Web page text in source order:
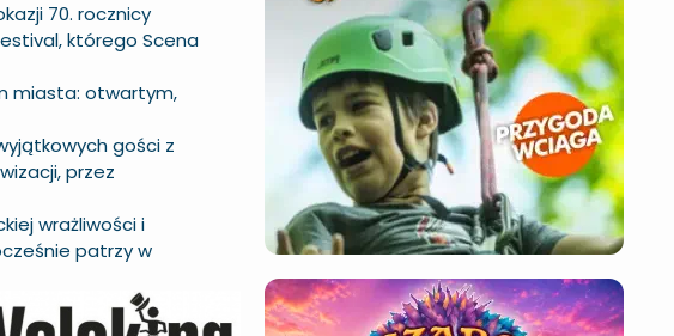
70. rocznicy
którego Scena
miasta: otwartym,
gości z
przez
wrażliwości i
patrzy w